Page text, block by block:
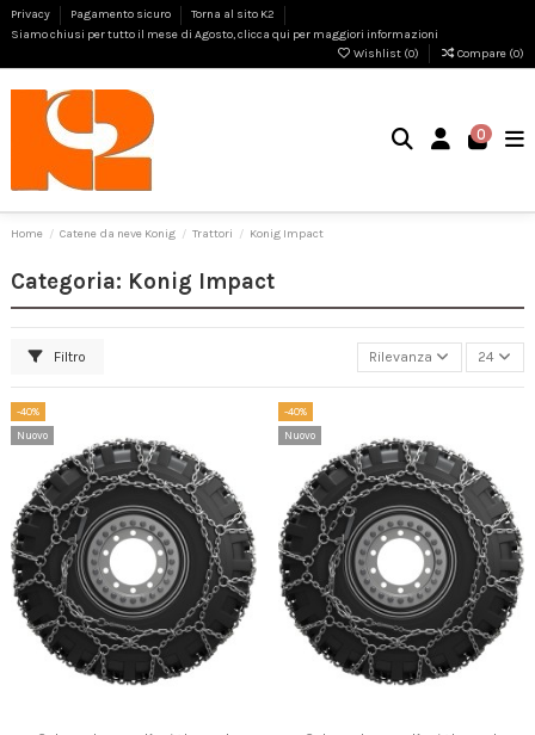
Privacy Pagamento sicuro
Torna al sito K2
Siamo chiusi per tutto il mese di Agosto, clicca qui per maggiori informazioni
Wishlist (0) Compare (0)
0
Home Catene da neve Konig Trattori Konig Impact
Categoria: Konig Impact
Filtro Rilevanza 24
-40%
Nuovo
-40%
Nuovo